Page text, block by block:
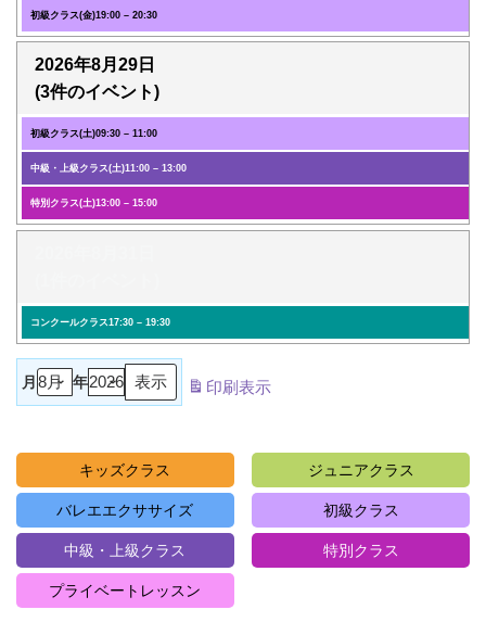
初級クラス(金)19:00 – 20:30
2026年8月29日
(3件のイベント)
初級クラス(土)09:30 – 11:00
中級・上級クラス(土)11:00 – 13:00
特別クラス(土)13:00 – 15:00
コンクールクラス17:30 – 19:30
月 年 印刷表示
キッズクラス ジュニアクラス
バレエエクササイズ 初級クラス
中級・上級クラス 特別クラス
プライベートレッスン